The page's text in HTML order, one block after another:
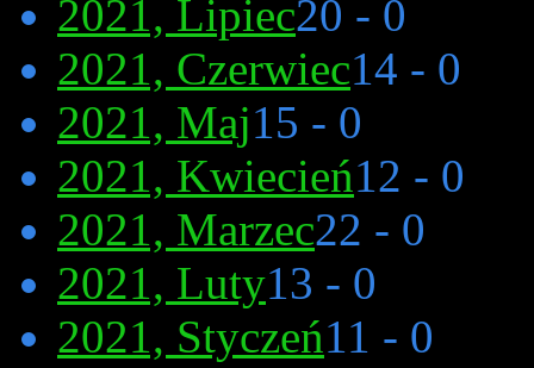
2021, Lipiec20 - 0
2021, Czerwiec14 - 0
2021, Maj15 - 0
2021, Kwiecień12 - 0
2021, Marzec22 - 0
2021, Luty13 - 0
2021, Styczeń11 - 0